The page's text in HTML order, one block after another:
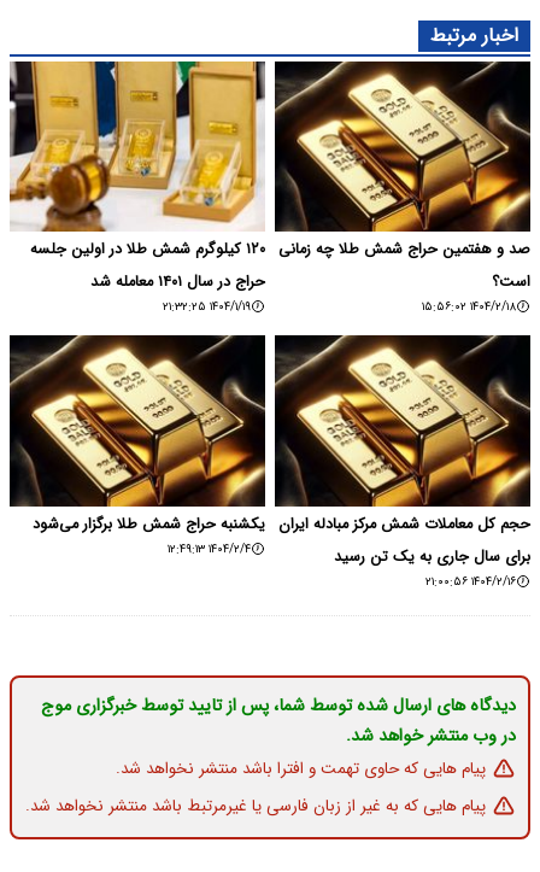
اخبار مرتبط
صد و هفتمین حراج شمش طلا چه زمانی
است؟
۱۴۰۴/۲/۱۸ ۱۵:۵۶:۰۲
۱۲۰ کیلوگرم شمش طلا در اولین جلسه
حراج در سال ۱۴۰۱ ‌معامله شد
۱۴۰۴/۱/۱۹ ۲۱:۳۲:۲۵
حجم کل معاملات شمش مرکز مبادله ایران
برای سال جاری به یک تن رسید
۱۴۰۴/۲/۱۶ ۲۱:۰۰:۵۶
یکشنبه حراج شمش طلا برگزار می‌شود
۱۴۰۴/۲/۴ ۱۲:۴۹:۱۳
دیدگاه های ارسال شده توسط شما، پس از تایید توسط خبرگزاری موج
در وب منتشر خواهد شد.
پیام هایی که حاوی تهمت و افترا باشد منتشر نخواهد شد.
پیام هایی که به غیر از زبان فارسی یا غیرمرتبط باشد منتشر نخواهد شد.